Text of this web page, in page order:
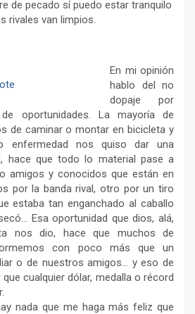
de pecado sí puedo estar tranquilo
rivales van limpios.
En mi opinión
hablo del no
dopaje por
oportunidades. La mayoría de
de caminar o montar en bicicleta y
enfermedad nos quiso dar una
hace que todo lo material pase a
amigos y conocidos que están en
por la banda rival, otro por un tiro
estaba tan enganchado al caballo
Esa oportunidad que dios, alá,
nos dio, hace que muchos de
con poco más que un
o de nuestros amigos… y eso de
cualquier dólar, medalla o récord
nada que me haga más feliz que